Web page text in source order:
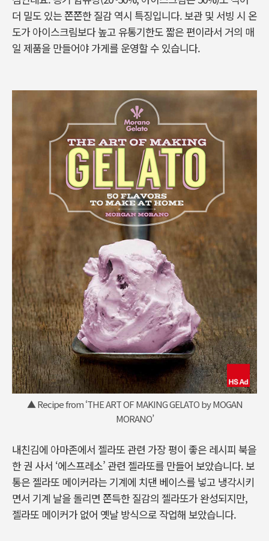
더 밀도 있는 쫀쫀한 질감 역시 특징입니다. 보관 및 서빙 시 온
도가 아이스크림보다 높고 유통기한도 짧은 편이라서 거의 매
일 제품을 만들어야 가게를 운영할 수 있습니다.
▲ Recipe from ‘THE ART OF MAKING GELATO by MOGAN
MORANO’
내친김에 아마존에서 젤라또 관련 가장 평이 좋은 레시피 북을
한 권 사서 ‘에스프레소’ 관련 젤라또를 만들어 보았습니다. 보
통은 젤라또 메이커라는 기계에 치댄 베이스를 넣고 냉각시키
면서 기계 날을 돌리면 쫀득한 질감의 젤라또가 완성되지만,
젤라또 메이커가 없어 옛날 방식으로 작업해 보았습니다.